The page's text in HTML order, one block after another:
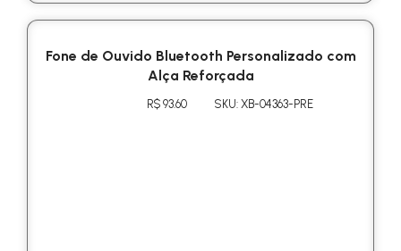
Fone de Ouvido Bluetooth Personalizado com
Alça Reforçada
R$ 93.60 SKU: XB-04363-PRE